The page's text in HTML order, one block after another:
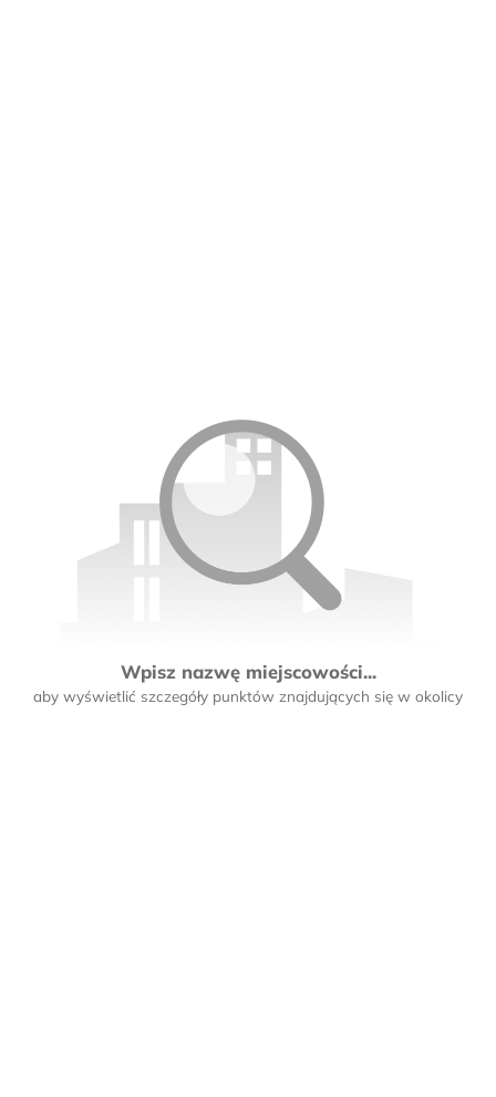
Wpisz nazwę miejscowości...
aby wyświetlić szczegóły punktów znajdujących się w okolicy